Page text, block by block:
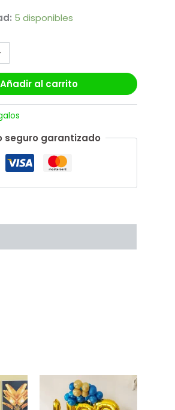
5 disponibles
Añadir al carrito
seguro garantizado